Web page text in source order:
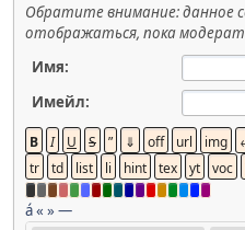
Обратите внимание: данное
отображаться, пока
Имя:
Имейл:
á« »—